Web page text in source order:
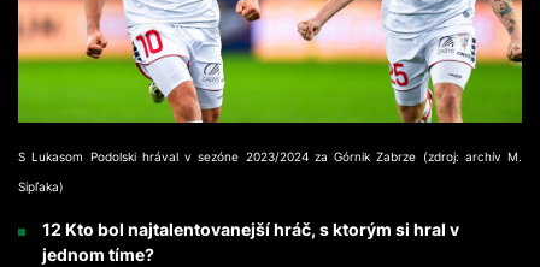
S Lukasom Podolski hrával v sezóne 2023/2024 za Górnik Zabrze (zdroj: archív M.
Sipľaka)
12 Kto bol najtalentovanejší hráč, s ktorým si hral v
jednom tíme?